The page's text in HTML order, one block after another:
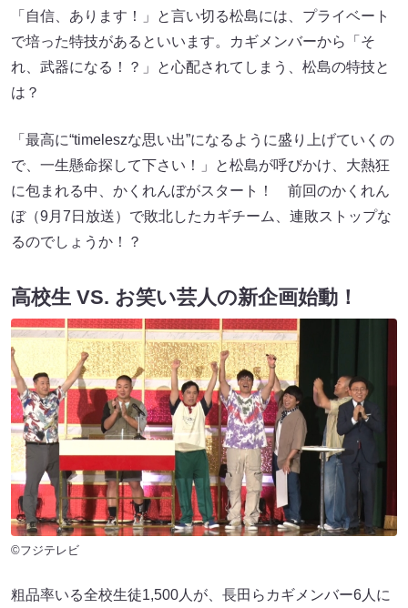
「自信、あります！」と言い切る松島には、プライベート
で培った特技があるといいます。カギメンバーから「そ
れ、武器になる！？」と心配されてしまう、松島の特技と
は？
「最高に“timeleszな思い出”になるように盛り上げていくの
で、一生懸命探して下さい！」と松島が呼びかけ、大熱狂
に包まれる中、かくれんぼがスタート！ 前回のかくれん
ぼ（9月7日放送）で敗北したカギチーム、連敗ストップな
るのでしょうか！？
高校生 VS. お笑い芸人の新企画始動！
©フジテレビ
粗品率いる全校生徒1,500人が、長田らカギメンバー6人に